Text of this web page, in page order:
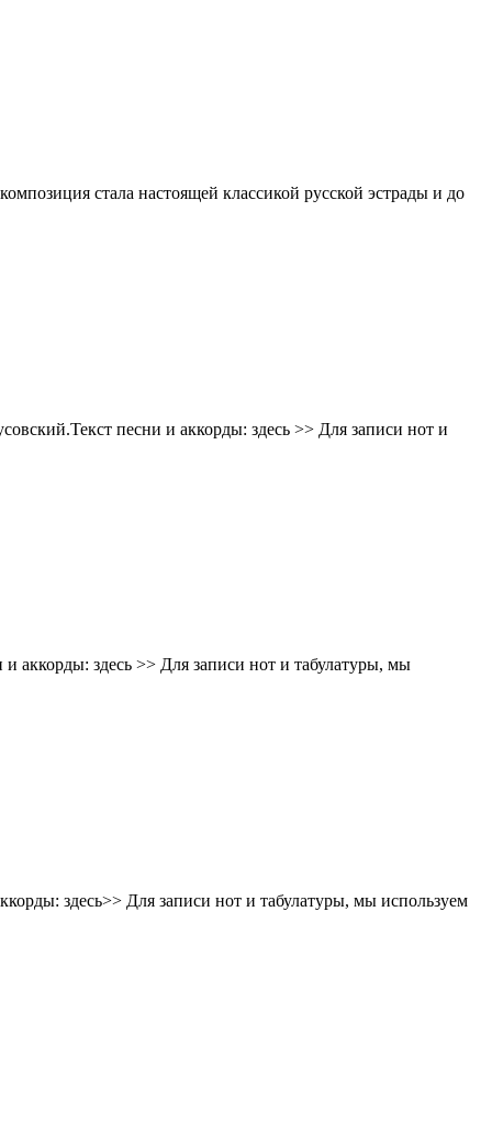
стала настоящей классикой русской эстрады и до
песни и аккорды: здесь >> Для записи нот и
аккорды: здесь >> Для записи нот и табулатуры, мы
здесь>> Для записи нот и табулатуры, мы используем